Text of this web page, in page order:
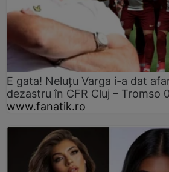
E gata! Neluțu Varga i-a dat
dezastru în CFR Cluj – Tromso
www.fanatik.ro